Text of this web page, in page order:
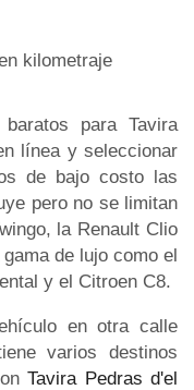
kilometraje
para Tavira
línea y seleccionar
de bajo costo las
pero no se limitan
la Renault Clio
de lujo como el
y el Citroen C8.
en otra calle
varios destinos
Tavira Pedras d'el